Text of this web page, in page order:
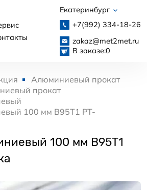
Екатеринбург
+7(992) 334-18-26
zakaz@met2met.ru
В заказе:0
Алюминиевый прокат
прокат
100 мм В95Т1 РТ-
100 мм В95Т1